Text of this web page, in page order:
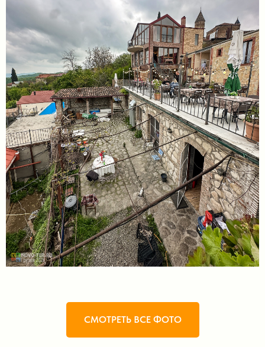
СМОТРЕТЬ ВСЕ ФОТО